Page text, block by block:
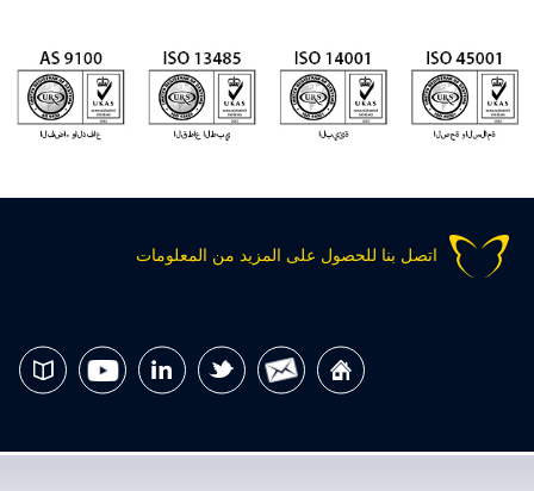
اتصل بنا للحصول على المزيد من المعلومات